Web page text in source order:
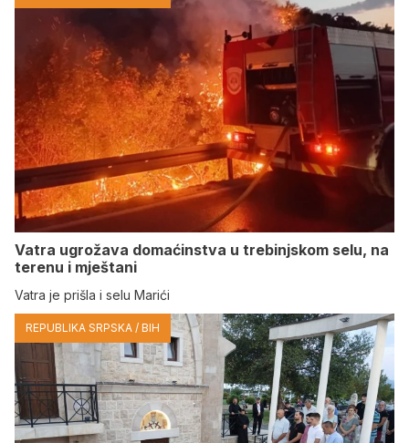
Vatra ugrožava domaćinstva u trebinjskom selu, na
terenu i mještani
Vatra je prišla i selu Marići
REPUBLIKA SRPSKA / BIH